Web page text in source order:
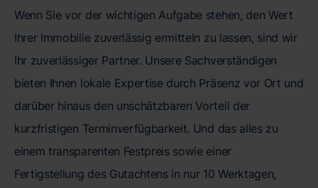
Wenn Sie vor der wichtigen Aufgabe stehen, den Wert
Ihrer Immobilie zuverlässig ermitteln zu lassen, sind wir
Ihr zuverlässiger Partner. Unsere Sachverständigen
bieten Ihnen lokale Expertise durch Präsenz vor Ort und
darüber hinaus den unschätzbaren Vorteil der
kurzfristigen Terminverfügbarkeit. Und das alles zu
einem transparenten Festpreis sowie einer
Fertigstellung des Gutachtens in nur 10 Werktagen,